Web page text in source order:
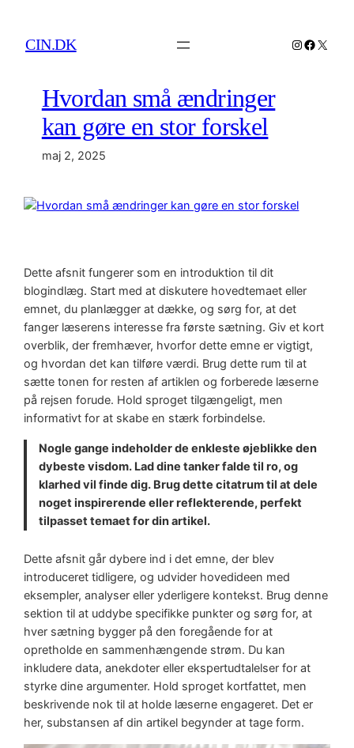
indhold
CIN.DK Instagram
X
Hvordan små ændringer
kan gøre en stor forskel
maj 2, 2025
Dette afsnit fungerer som en introduktion til dit
blogindlæg. Start med at diskutere hovedtemaet eller
emnet, du planlægger at dække, og sørg for, at det
fanger læserens interesse fra første sætning. Giv et kort
overblik, der fremhæver, hvorfor dette emne er vigtigt,
og hvordan det kan tilføre værdi. Brug dette rum til at
sætte tonen for resten af artiklen og forberede læserne
på rejsen forude. Hold sproget tilgængeligt, men
informativt for at skabe en stærk forbindelse.
Nogle gange indeholder de enkleste øjeblikke den
dybeste visdom. Lad dine tanker falde til ro, og
klarhed vil finde dig. Brug dette citatrum til at dele
noget inspirerende eller reflekterende, perfekt
tilpasset temaet for din artikel.
Dette afsnit går dybere ind i det emne, der blev
introduceret tidligere, og udvider hovedideen med
eksempler, analyser eller yderligere kontekst. Brug denne
sektion til at uddybe specifikke punkter og sørg for, at
hver sætning bygger på den foregående for at
opretholde en sammenhængende strøm. Du kan
inkludere data, anekdoter eller ekspertudtalelser for at
styrke dine argumenter. Hold sproget kortfattet, men
beskrivende nok til at holde læserne engageret. Det er
her, substansen af din artikel begynder at tage form.